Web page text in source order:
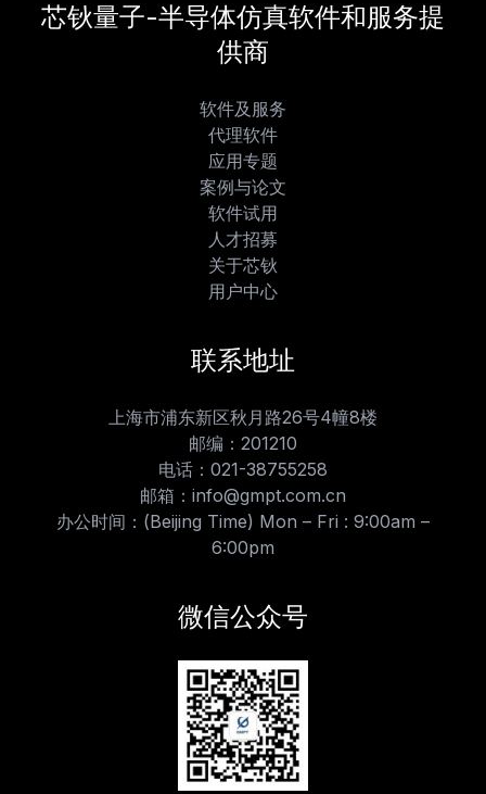
芯钬量子-半导体仿真软件和服务提
供商
软件及服务
代理软件
应用专题
案例与论文
软件试用
人才招募
关于芯钬
用户中心
联系地址
上海市浦东新区秋月路26号4幢8楼
邮编：201210
电话：021-38755258
邮箱：info@gmpt.com.cn
办公时间：(Beijing Time) Mon – Fri : 9:00am –
6:00pm
微信公众号